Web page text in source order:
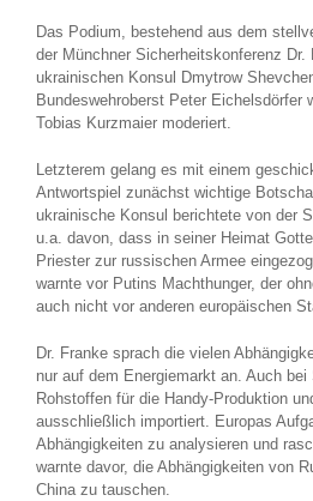
Das Podium, bestehend aus dem
der Münchner Sicherheitskonferenz Dr.
ukrainischen Konsul Dmytrow
Bundeswehroberst Peter Eichelsdörfer
Tobias Kurzmaier moderiert.
Letzterem gelang es mit einem
Antwortspiel zunächst wichtige
ukrainische Konsul berichtete von der
u.a. davon, dass in seiner Heimat
Priester zur russischen Armee
warnte vor Putins Machthunger, der
auch nicht vor anderen europäischen
Dr. Franke sprach die vielen
nur auf dem Energiemarkt an. Auch bei
Rohstoffen für die Handy-Produktion
ausschließlich importiert. Europas
Abhängigkeiten zu analysieren und
warnte davor, die Abhängigkeiten von
China zu tauschen.